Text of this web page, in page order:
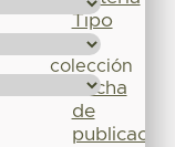
Tipo
colección
Fecha
de
publicación